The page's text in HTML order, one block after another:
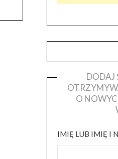
DODAJ
O
IMIĘ LUB IMIĘ I